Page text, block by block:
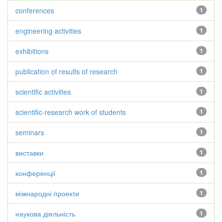
1
conferences
1
engineering activities
1
exhibitions
1
publication of results of research
1
scientific activities
1
scientific-research work of students
1
seminars
1
виставки
1
конференції
1
міжнародні проекти
1
наукова діяльність